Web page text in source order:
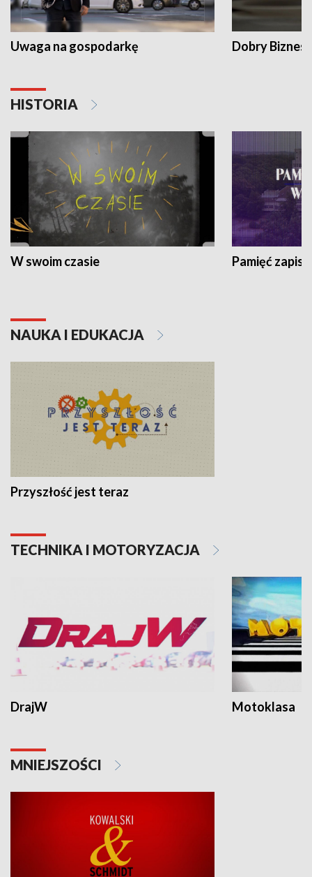
Uwaga na gospodarkę Dobry Biznes
HISTORIA
W swoim czasie Pamięć
NAUKA I EDUKACJA
Przyszłość jest teraz
TECHNIKA I MOTORYZACJA
DrajW Motoklasa
MNIEJSZOŚCI